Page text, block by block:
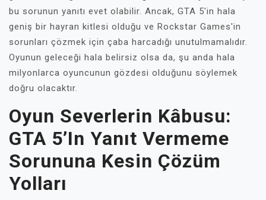
bu sorunun yanıtı evet olabilir. Ancak, GTA 5'in hala
geniş bir hayran kitlesi olduğu ve Rockstar Games'in
sorunları çözmek için çaba harcadığı unutulmamalıdır.
Oyunun geleceği hala belirsiz olsa da, şu anda hala
milyonlarca oyuncunun gözdesi olduğunu söylemek
doğru olacaktır.
Oyun Severlerin Kâbusu:
GTA 5’in Yanıt Vermeme
Sorununa Kesin Çözüm
Yolları